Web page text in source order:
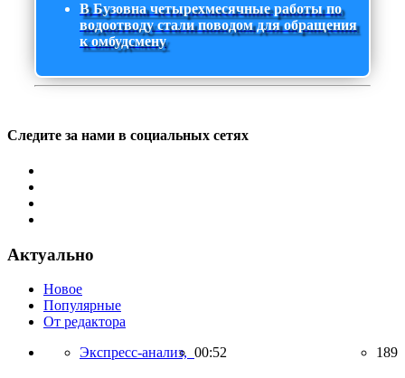
В Бузовна четырехмесячные работы по
водоотводу стали поводом для обращения
к омбудсмену
Следите за нами в социальных сетях
Актуально
Новое
Популярные
От редактора
Экспресс-анализ, 00:52 189